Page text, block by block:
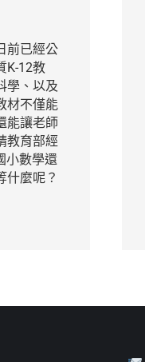
前已經公
K-12教
學、以及
材不僅能
能讓老師
教育部經
小數學還
什麼呢？